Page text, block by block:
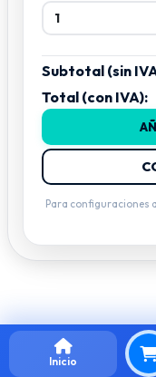
Inicio
Subtotal (sin
Total (con IVA):
Para configuraciones